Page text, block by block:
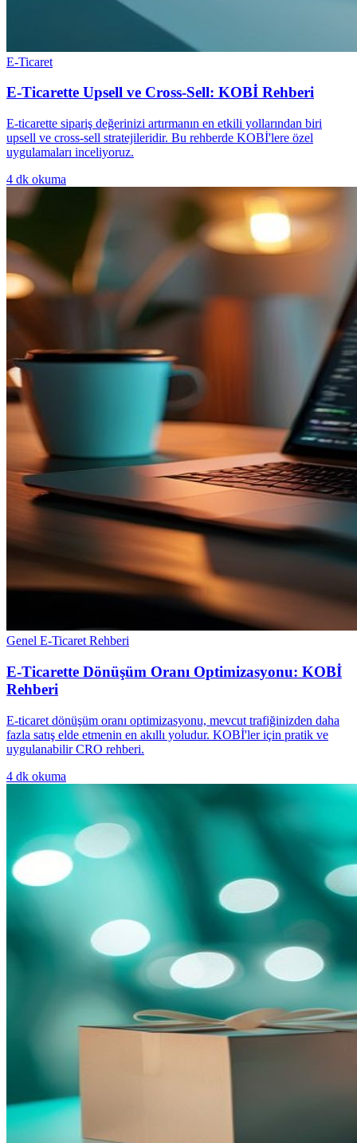
E-Ticaret
E-Ticarette Upsell ve Cross-Sell: KOBİ Rehberi
E-ticarette sipariş değerinizi artırmanın en etkili yollarından biri
upsell ve cross-sell stratejileridir. Bu rehberde KOBİ'lere özel
uygulamaları inceliyoruz.
4 dk okuma
Genel E-Ticaret Rehberi
E-Ticarette Dönüşüm Oranı Optimizasyonu: KOBİ
Rehberi
E-ticaret dönüşüm oranı optimizasyonu, mevcut trafiğinizden daha
fazla satış elde etmenin en akıllı yoludur. KOBİ'ler için pratik ve
uygulanabilir CRO rehberi.
4 dk okuma